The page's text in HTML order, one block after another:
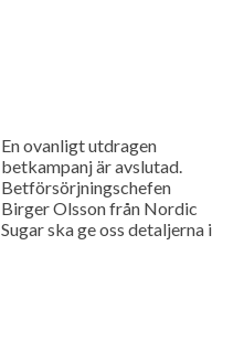
En ovanligt utdragen
betkampanj är avslutad.
Betförsörjningschefen
Birger Olsson från Nordic
Sugar ska ge oss detaljerna i